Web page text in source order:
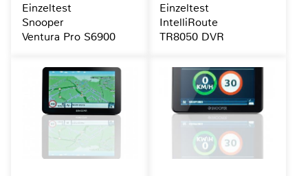
Einzeltest
Snooper
Ventura Pro S6900
Einzeltest
IntelliRoute
TR8050 DVR